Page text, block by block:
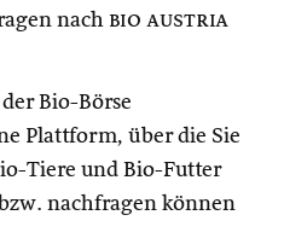
nach bio austria
Bio-Börse
Plattform, über die Sie
Tiere und Bio-Futter
nachfragen können